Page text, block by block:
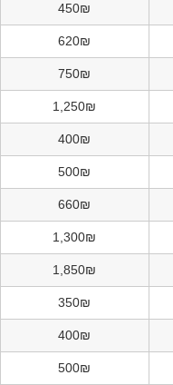
450₪
620₪
750₪
1,250₪
400₪
500₪
660₪
1,300₪
1,850₪
350₪
400₪
500₪